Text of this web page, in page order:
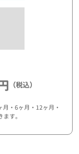
（税込）
・6ヶ月・12ヶ月・
す。